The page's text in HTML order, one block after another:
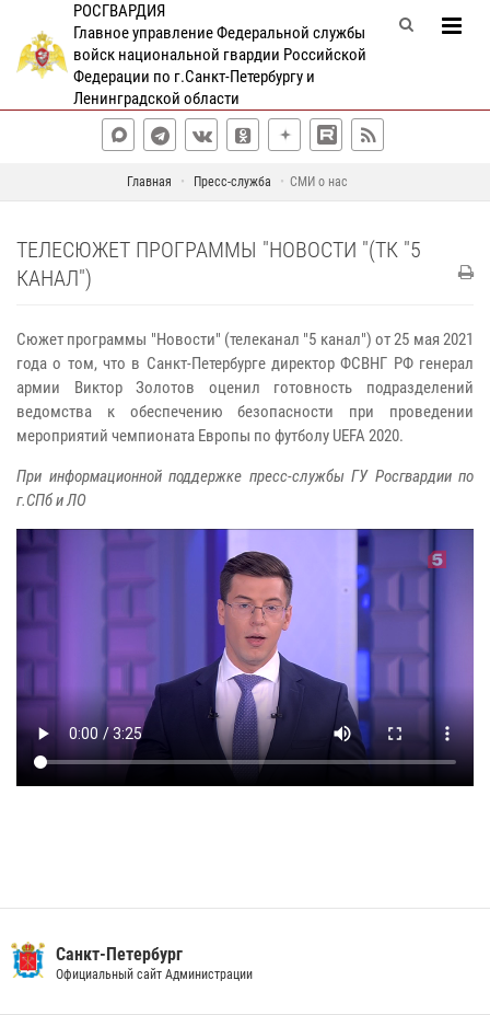
РОСГВАРДИЯ
Главное управление Федеральной службы
войск национальной гвардии Российской
Федерации по г.Санкт-Петербургу и
Ленинградской области
Главная Пресс-служба СМИ о нас
ТЕЛЕСЮЖЕТ ПРОГРАММЫ "НОВОСТИ "(ТК "5
КАНАЛ")
Сюжет программы "Новости" (телеканал "5 канал") от 25 мая 2021
года о том, что в Санкт-Петербурге директор ФСВНГ РФ генерал
армии Виктор Золотов оценил готовность подразделений
ведомства к обеспечению безопасности при проведении
мероприятий чемпионата Европы по футболу UEFA 2020.
При информационной поддержке пресс-службы ГУ Росгвардии по
г.СПб и ЛО
Санкт-Петербург
Официальный сайт Администрации